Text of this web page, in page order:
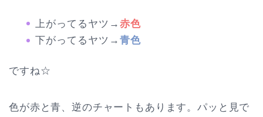
上がってるヤツ→ 赤色
下がってるヤツ→ 青色
ですね☆
色が赤と青、逆のチャートもあります。パッと見で